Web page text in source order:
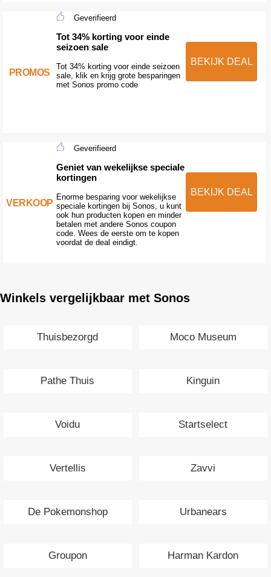
PROMOS
Geverifieerd
Tot 34% korting voor einde
seizoen sale
Tot 34% korting voor einde seizoen
sale, klik en krijg grote besparingen
met Sonos promo code
BEKIJK DEAL
VERKOOP
Geverifieerd
Geniet van wekelijkse speciale
kortingen
Enorme besparing voor wekelijkse
speciale kortingen bij Sonos, u kunt
ook hun producten kopen en minder
betalen met andere Sonos coupon
code. Wees de eerste om te kopen
voordat de deal eindigt.
BEKIJK DEAL
Winkels vergelijkbaar met Sonos
Thuisbezorgd Moco Museum
Pathe Thuis Kinguin
Voidu Startselect
Vertellis Zavvi
De Pokemonshop Urbanears
Groupon Harman Kardon